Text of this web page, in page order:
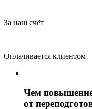
За наш счёт
Оплачивается клиентом
Чем
от